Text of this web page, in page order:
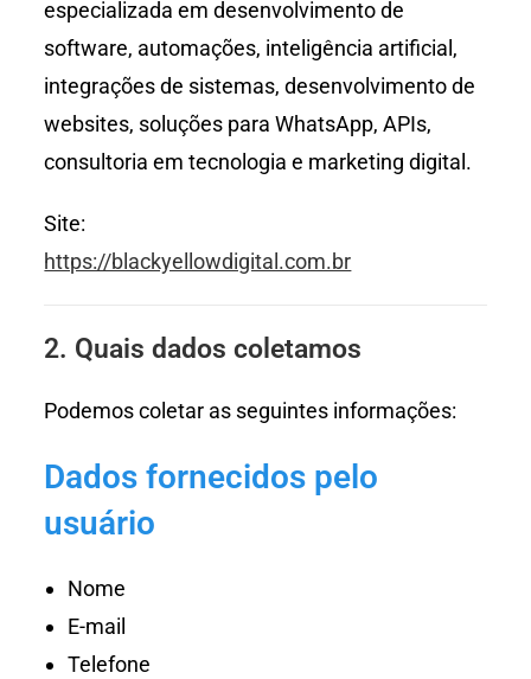
especializada em desenvolvimento de
software, automações, inteligência artificial,
integrações de sistemas, desenvolvimento de
websites, soluções para WhatsApp, APIs,
consultoria em tecnologia e marketing digital.
Site:
https://blackyellowdigital.com.br
2. Quais dados coletamos
Podemos coletar as seguintes informações:
Dados fornecidos pelo
usuário
Nome
E-mail
Telefone